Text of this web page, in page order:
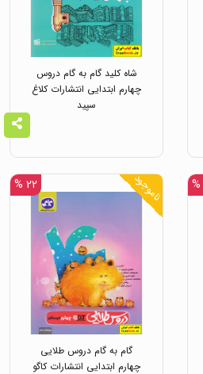
شاه کلید گام به گام دروس
چهارم ابتدایی انتشارات کلاغ
سپید
ناموجود ۲۲ %
گام به گام دروس طلایی
چهارم ابتدایی انتشارات کاگو